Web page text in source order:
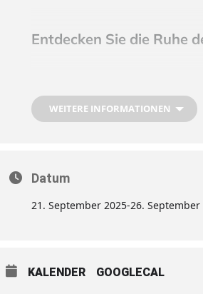
Entdecken Sie die Ruhe
In nur wenigen Minuten gelangen
erstrecken. Diese Region besticht
eine der am wenigsten
WEITERE INFORMATIONEN
Datum
21. September 2025-26. September
KALENDER GOOGLECAL